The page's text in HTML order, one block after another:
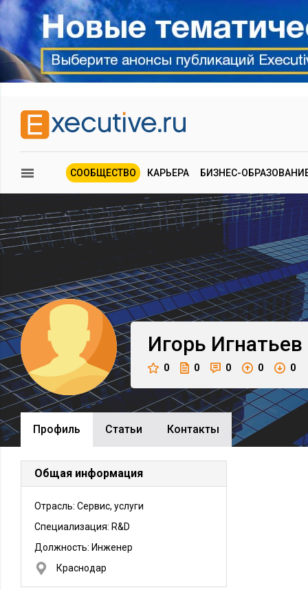
СООБЩЕСТВО КАРЬЕРА БИЗНЕС-
Игорь Игнатьев
0 0 0 0 0
Профиль Cтатьи Контакты
Общая информация
Отрасль: Сервис, услуги
Специализация: R&D
Должность: Инженер
Краснодар